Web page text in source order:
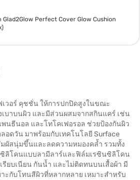
Glad2Glow Perfect Cover Glow Cushion
เวอร์ คุชชั่น ให้การปกปิดสูงในขณะ
เบาบนผิว และมีส่วนผสมจากสกินแคร์ เช่น
พนธีนอล และโทโคเฟอรอล ช่วยป้องกันผิว
อดวัน มาพร้อมกับเทคโนโลยี Surface
ผัสนุ่มขึ้นและลดความหมองคล้ำ รวมทั้ง
ลิโคนแบบลามีลาร์และฟิล์มเรซินซิลิโคน
ยบเนียน กันน้ำ และไม่ติดทนบนเสื้อผ้า มี
าะกับโทนสีผิวที่หลากหลาย เหมาะสำหรับ